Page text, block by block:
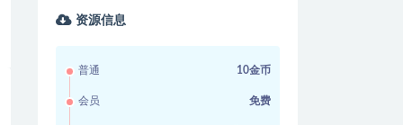
资源信息
普通 10金币
会员 免费